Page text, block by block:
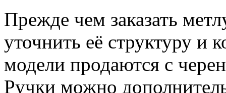
Прежде чем заказать
уточнить её структуру и
модели продаются с
Ручки можно